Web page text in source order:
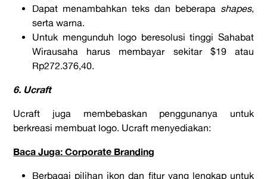
Dapat menambahkan teks dan beberapa shapes,
serta warna.
Untuk mengunduh logo beresolusi tinggi Sahabat
Wirausaha harus membayar sekitar $19 atau
Rp272.376,40.
6. Ucraft
Ucraft juga membebaskan penggunanya untuk
berkreasi membuat logo. Ucraft menyediakan:
Baca Juga: Corporate Branding
Berbagai pilihan ikon dan fitur yang lengkap untuk